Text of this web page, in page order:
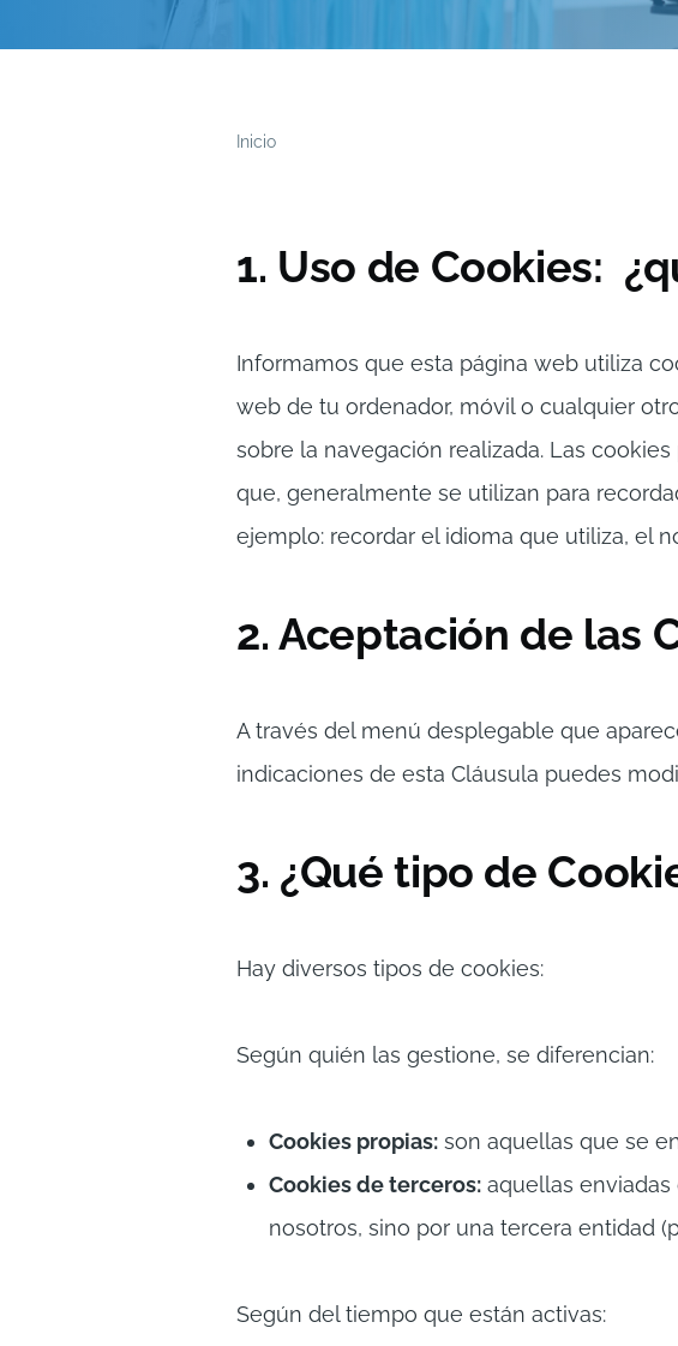
Inicio
1. Uso de Cookies:
Informamos que esta página web utiliza
web de tu ordenador, móvil o cualquier
sobre la navegación realizada. Las
que, generalmente se utilizan para
ejemplo: recordar el idioma que utiliza, el
2. Aceptación de las
A través del menú desplegable que
indicaciones de esta Cláusula puedes
3. ¿Qué tipo de
Hay diversos tipos de cookies:
Según quién las gestione, se diferencian:
Cookies propias: son aquellas que se
Cookies de terceros: aquellas
nosotros, sino por una tercera entidad
Según del tiempo que están activas: